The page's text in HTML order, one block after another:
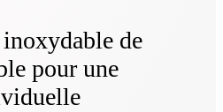
de
pour une